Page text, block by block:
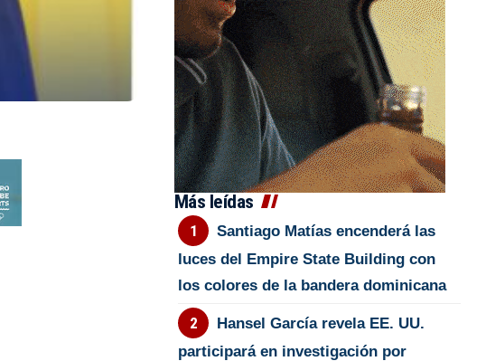
Más leídas
Santiago Matías encenderá las
luces del Empire State Building con
los colores de la bandera dominicana
Hansel García revela EE. UU.
participará en investigación por